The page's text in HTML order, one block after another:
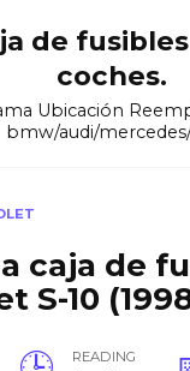
de
coches.
Ubicación
bmw/audi/
caja de
S-10
READING